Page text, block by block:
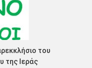
του
της Ιεράς